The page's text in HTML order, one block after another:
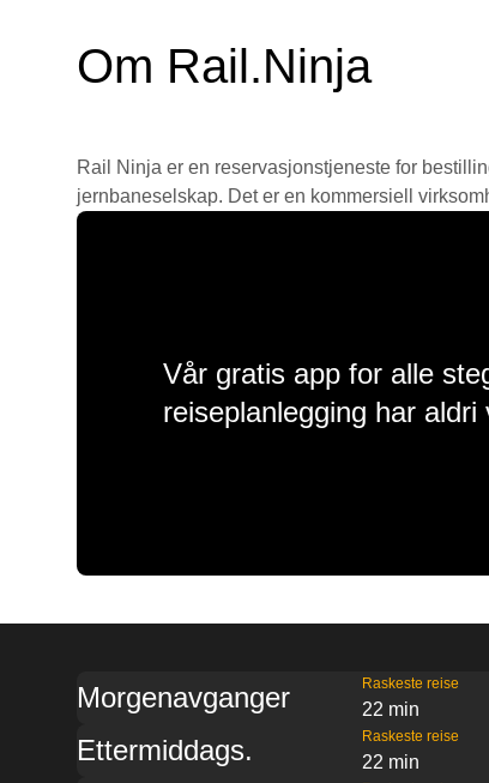
Om Rail.Ninja
Rail Ninja er en reservasjons­tjeneste for
jernbaneselskap. Det er en kommersiell
Vår gratis app for alle
reiseplanlegging har
Morgenavganger Raskeste reise
22 min
Ettermiddags. Raskeste reise
22 min